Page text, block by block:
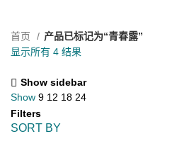
首页
产品已标记为“青春露”
显示所有 4 结果
Show sidebar
Show 9 12 18 24
Filters
SORT BY